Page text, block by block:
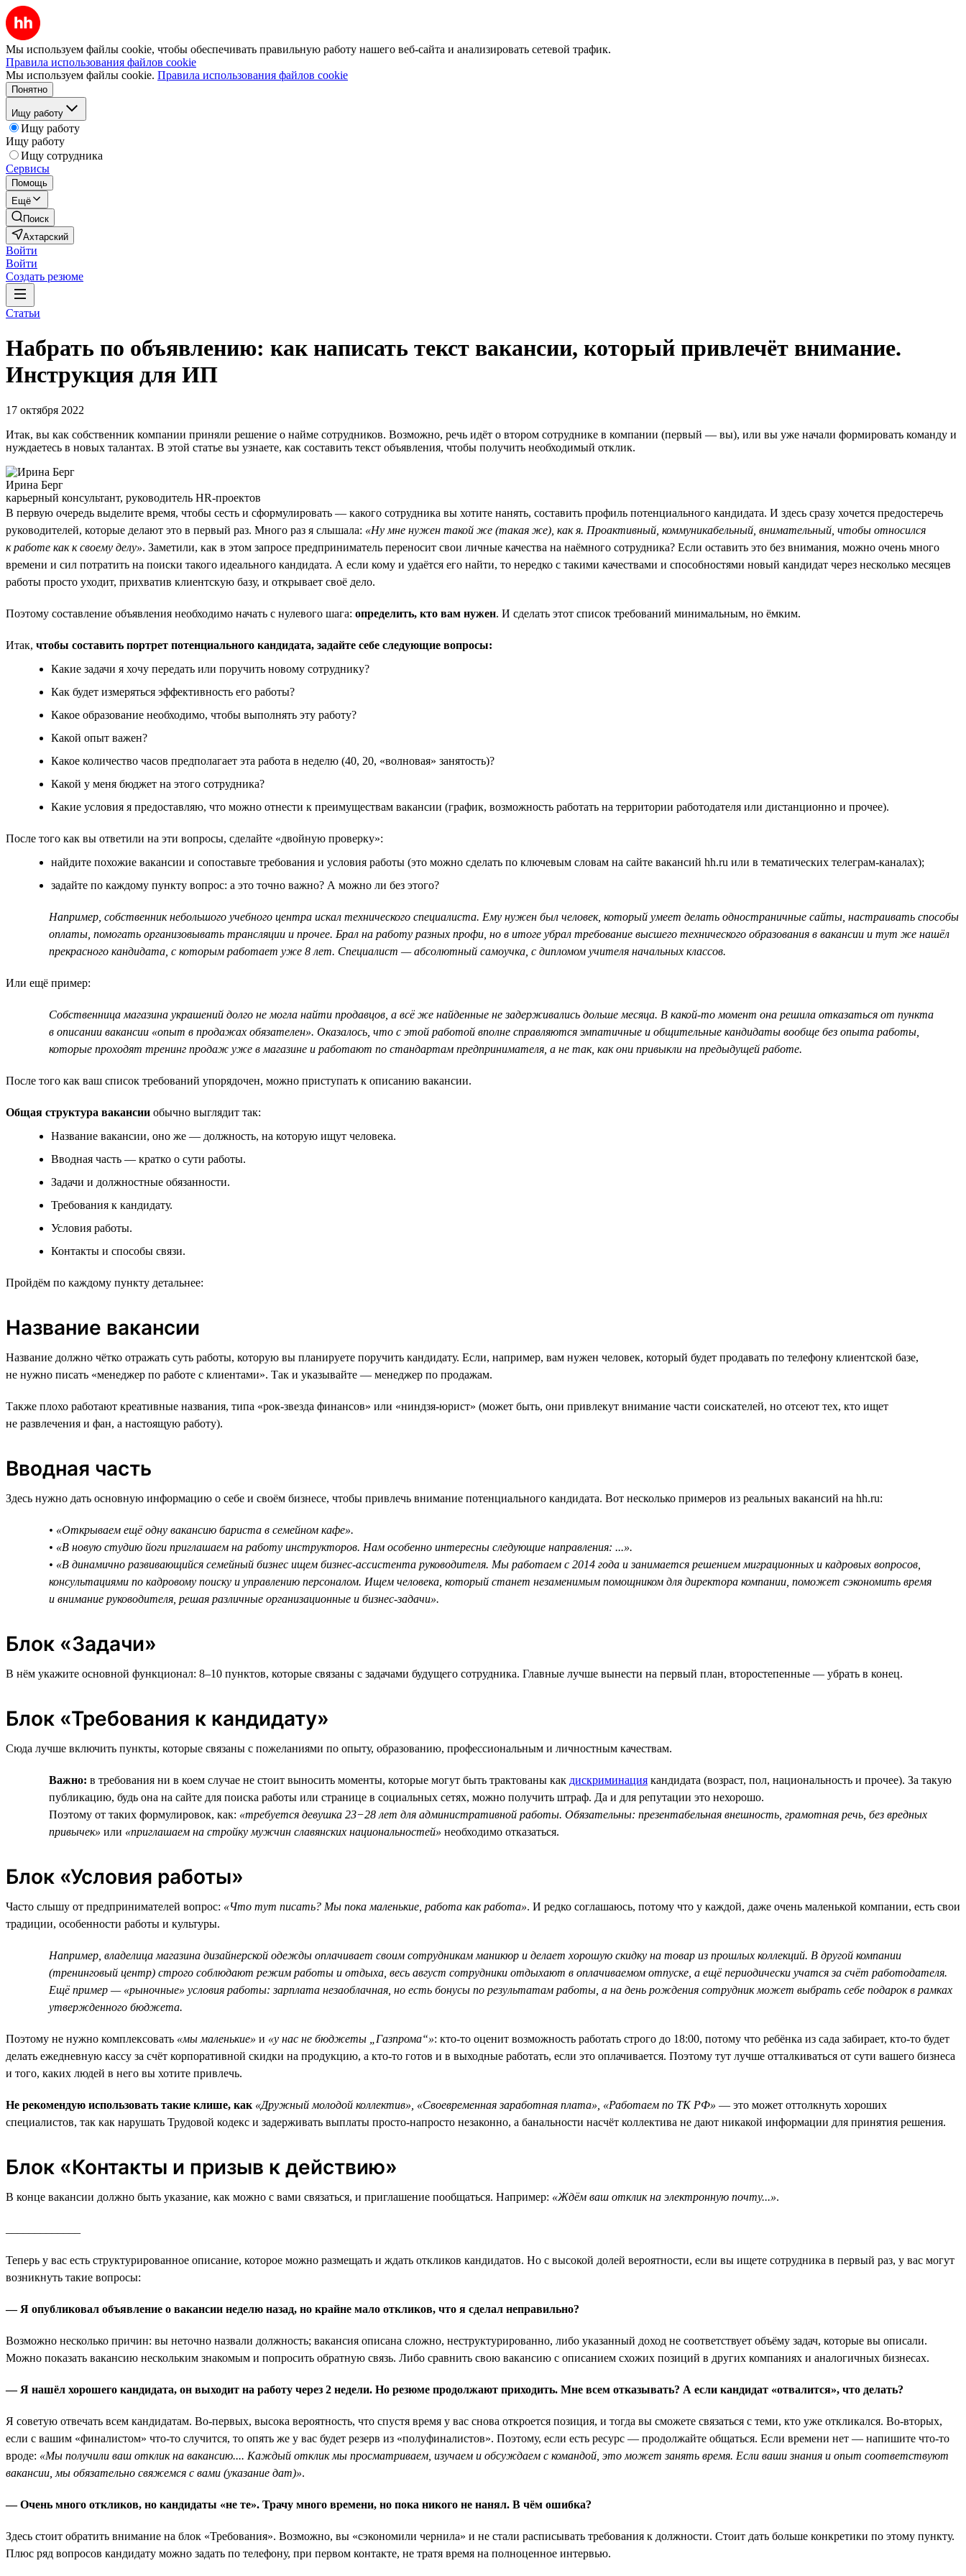
Мы используем файлы cookie, чтобы обеспечивать правильную работу нашего веб-сайта и анализировать сетевой трафик.
Правила использования файлов cookie
Мы используем файлы cookie. Правила использования файлов cookie
Понятно
Ищу работу
Ищу работу
Ищу работу
Ищу сотрудника
Сервисы
Помощь
Ещё
Поиск
Ахтарский
Войти
Войти
Создать резюме
Статьи
Набрать по объявлению: как написать текст вакансии, который привлечёт внимание.
Инструкция для ИП
17 октября 2022
Итак, вы как собственник компании приняли решение о найме сотрудников. Возможно, речь идёт о втором сотруднике в компании (первый — вы), или вы уже начали формировать команду и
нуждаетесь в новых талантах. В этой статье вы узнаете, как составить текст объявления, чтобы получить необходимый отклик.
Ирина Берг
карьерный консультант, руководитель HR-проектов
В первую очередь выделите время, чтобы сесть и сформулировать — какого сотрудника вы хотите нанять, составить профиль потенциального кандидата. И здесь сразу хочется предостеречь
руководителей, которые делают это в первый раз. Много раз я слышала: «Ну мне нужен такой же (такая же), как я. Проактивный, коммуникабельный, внимательный, чтобы относился
к работе как к своему делу». Заметили, как в этом запросе предприниматель переносит свои личные качества на наёмного сотрудника? Если оставить это без внимания, можно очень много
времени и сил потратить на поиски такого идеального кандидата. А если кому и удаётся его найти, то нередко с такими качествами и способностями новый кандидат через несколько месяцев
работы просто уходит, прихватив клиентскую базу, и открывает своё дело.
Поэтому составление объявления необходимо начать с нулевого шага: определить, кто вам нужен. И сделать этот список требований минимальным, но ёмким.
Итак, чтобы составить портрет потенциального кандидата, задайте себе следующие вопросы:
Какие задачи я хочу передать или поручить новому сотруднику?
Как будет измеряться эффективность его работы?
Какое образование необходимо, чтобы выполнять эту работу?
Какой опыт важен?
Какое количество часов предполагает эта работа в неделю (40, 20, «волновая» занятость)?
Какой у меня бюджет на этого сотрудника?
Какие условия я предоставляю, что можно отнести к преимуществам вакансии (график, возможность работать на территории работодателя или дистанционно и прочее).
После того как вы ответили на эти вопросы, сделайте «двойную проверку»:
найдите похожие вакансии и сопоставьте требования и условия работы (это можно сделать по ключевым словам на сайте вакансий hh.ru или в тематических телеграм-каналах);
задайте по каждому пункту вопрос: а это точно важно? А можно ли без этого?
Например, собственник небольшого учебного центра искал технического специалиста. Ему нужен был человек, который умеет делать одностраничные сайты, настраивать способы
оплаты, помогать организовывать трансляции и прочее. Брал на работу разных профи, но в итоге убрал требование высшего технического образования в вакансии и тут же нашёл
прекрасного кандидата, с которым работает уже 8 лет. Специалист — абсолютный самоучка, с дипломом учителя начальных классов.
Или ещё пример:
Собственница магазина украшений долго не могла найти продавцов, а всё же найденные не задерживались дольше месяца. В какой-то момент она решила отказаться от пункта
в описании вакансии «опыт в продажах обязателен». Оказалось, что с этой работой вполне справляются эмпатичные и общительные кандидаты вообще без опыта работы,
которые проходят тренинг продаж уже в магазине и работают по стандартам предпринимателя, а не так, как они привыкли на предыдущей работе.
После того как ваш список требований упорядочен, можно приступать к описанию вакансии.
Общая структура вакансии обычно выглядит так:
Название вакансии, оно же — должность, на которую ищут человека.
Вводная часть — кратко о сути работы.
Задачи и должностные обязанности.
Требования к кандидату.
Условия работы.
Контакты и способы связи.
Пройдём по каждому пункту детальнее:
Название вакансии
Название должно чётко отражать суть работы, которую вы планируете поручить кандидату. Если, например, вам нужен человек, который будет продавать по телефону клиентской базе,
не нужно писать «менеджер по работе с клиентами». Так и указывайте — менеджер по продажам.
Также плохо работают креативные названия, типа «рок-звезда финансов» или «ниндзя-юрист» (может быть, они привлекут внимание части соискателей, но отсеют тех, кто ищет
не развлечения и фан, а настоящую работу).
Вводная часть
Здесь нужно дать основную информацию о себе и своём бизнесе, чтобы привлечь внимание потенциального кандидата. Вот несколько примеров из реальных вакансий на hh.ru:
• «Открываем ещё одну вакансию бариста в семейном кафе».
• «В новую студию йоги приглашаем на работу инструкторов. Нам особенно интересны следующие направления: ...».
• «В динамично развивающийся семейный бизнес ищем бизнес-ассистента руководителя. Мы работаем с 2014 года и занимается решением миграционных и кадровых вопросов,
консультациями по кадровому поиску и управлению персоналом. Ищем человека, который станет незаменимым помощником для директора компании, поможет сэкономить время
и внимание руководителя, решая различные организационные и бизнес-задачи».
Блок «Задачи»
В нём укажите основной функционал: 8–10 пунктов, которые связаны с задачами будущего сотрудника. Главные лучше вынести на первый план, второстепенные — убрать в конец.
Блок «Требования к кандидату»
Сюда лучше включить пункты, которые связаны с пожеланиями по опыту, образованию, профессиональным и личностным качествам.
Важно: в требования ни в коем случае не стоит выносить моменты, которые могут быть трактованы как дискриминация кандидата (возраст, пол, национальность и прочее). За такую
публикацию, будь она на сайте для поиска работы или странице в социальных сетях, можно получить штраф. Да и для репутации это нехорошо.
Поэтому от таких формулировок, как: «требуется девушка 23−28 лет для административной работы. Обязательны: презентабельная внешность, грамотная речь, без вредных
привычек» или «приглашаем на стройку мужчин славянских национальностей» необходимо отказаться.
Блок «Условия работы»
Часто слышу от предпринимателей вопрос: «Что тут писать? Мы пока маленькие, работа как работа». И редко соглашаюсь, потому что у каждой, даже очень маленькой компании, есть свои
традиции, особенности работы и культуры.
Например, владелица магазина дизайнерской одежды оплачивает своим сотрудникам маникюр и делает хорошую скидку на товар из прошлых коллекций. В другой компании
(тренинговый центр) строго соблюдают режим работы и отдыха, весь август сотрудники отдыхают в оплачиваемом отпуске, а ещё периодически учатся за счёт работодателя.
Ещё пример — «рыночные» условия работы: зарплата незаоблачная, но есть бонусы по результатам работы, а на день рождения сотрудник может выбрать себе подарок в рамках
утвержденного бюджета.
Поэтому не нужно комплексовать «мы маленькие» и «у нас не бюджеты „Газпрома“»: кто-то оценит возможность работать строго до 18:00, потому что ребёнка из сада забирает, кто-то будет
делать ежедневную кассу за счёт корпоративной скидки на продукцию, а кто-то готов и в выходные работать, если это оплачивается. Поэтому тут лучше отталкиваться от сути вашего бизнеса
и того, каких людей в него вы хотите привлечь.
Не рекомендую использовать такие клише, как «Дружный молодой коллектив», «Своевременная заработная плата», «Работаем по ТК РФ» — это может оттолкнуть хороших
специалистов, так как нарушать Трудовой кодекс и задерживать выплаты просто-напросто незаконно, а банальности насчёт коллектива не дают никакой информации для принятия решения.
Блок «Контакты и призыв к действию»
В конце вакансии должно быть указание, как можно с вами связаться, и приглашение пообщаться. Например: «Ждём ваш отклик на электронную почту...».
Теперь у вас есть структурированное описание, которое можно размещать и ждать откликов кандидатов. Но с высокой долей вероятности, если вы ищете сотрудника в первый раз, у вас могут
возникнуть такие вопросы:
— Я опубликовал объявление о вакансии неделю назад, но крайне мало откликов, что я сделал неправильно?
Возможно несколько причин: вы неточно назвали должность; вакансия описана сложно, неструктурированно, либо указанный доход не соответствует объёму задач, которые вы описали.
Можно показать вакансию нескольким знакомым и попросить обратную связь. Либо сравнить свою вакансию с описанием схожих позиций в других компаниях и аналогичных бизнесах.
— Я нашёл хорошего кандидата, он выходит на работу через 2 недели. Но резюме продолжают приходить. Мне всем отказывать? А если кандидат «отвалится», что делать?
Я советую отвечать всем кандидатам. Во-первых, высока вероятность, что спустя время у вас снова откроется позиция, и тогда вы сможете связаться с теми, кто уже откликался. Во-вторых,
если с вашим «финалистом» что-то случится, то опять же у вас будет резерв из «полуфиналистов». Поэтому, если есть ресурс — продолжайте общаться. Если времени нет — напишите что-то
вроде: «Мы получили ваш отклик на вакансию.... Каждый отклик мы просматриваем, изучаем и обсуждаем с командой, это может занять время. Если ваши знания и опыт соответствуют
вакансии, мы обязательно свяжемся с вами (указание дат)».
— Очень много откликов, но кандидаты «не те». Трачу много времени, но пока никого не нанял. В чём ошибка?
Здесь стоит обратить внимание на блок «Требования». Возможно, вы «сэкономили чернила» и не стали расписывать требования к должности. Стоит дать больше конкретики по этому пункту.
Плюс ряд вопросов кандидату можно задать по телефону, при первом контакте, не тратя время на полноценное интервью.